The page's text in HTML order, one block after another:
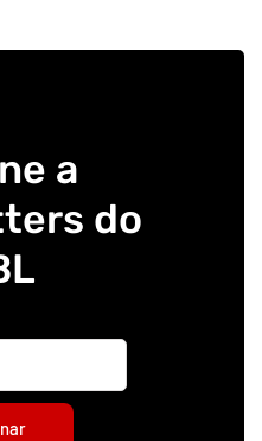
a
do